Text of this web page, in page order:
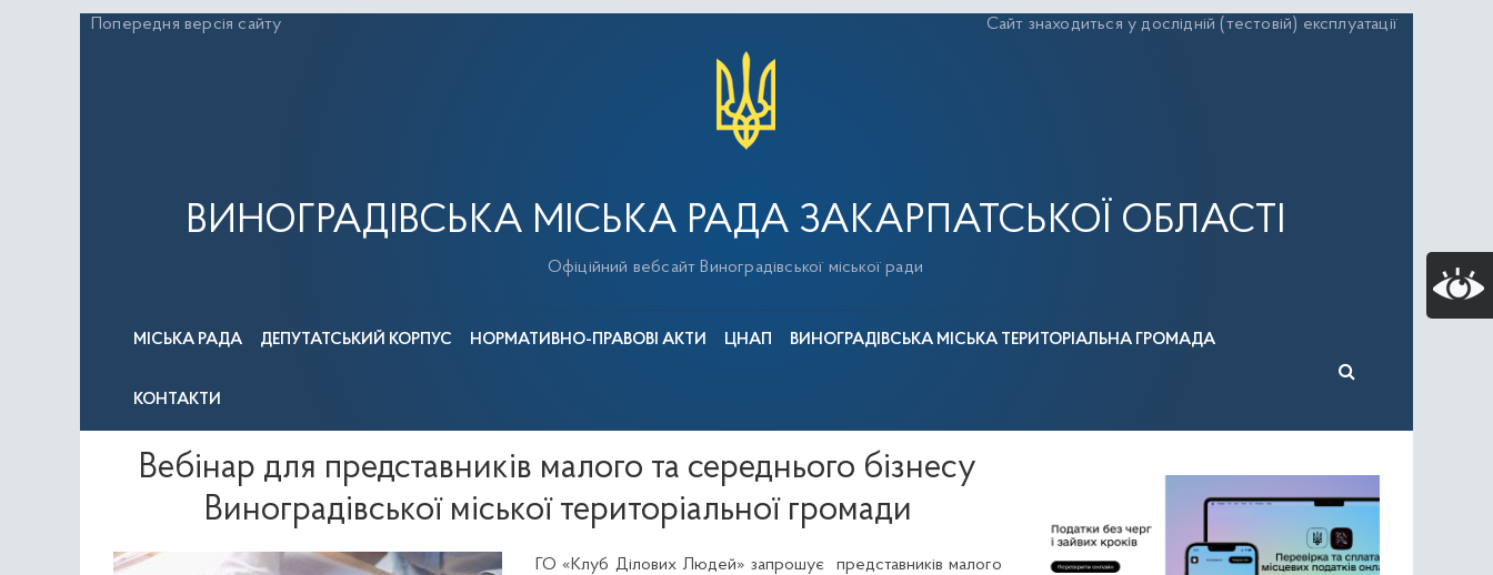
Перейти
Попередня версія сайту Сайт знаходиться у дослідній (тестовій) експлуатації
ВИНОГРАДІВСЬКА МІСЬКА РАДА ЗАКАРПАТСЬКОЇ ОБЛАСТІ
Офіційний вебсайт Виноградівської міської ради
МІСЬКА РАДА ДЕПУТАТСЬКИЙ КОРПУС НОРМАТИВНО-ПРАВОВІ АКТИ ЦНАП ВИНОГРАДІВСЬКА МІСЬКА ТЕРИТОРІАЛЬНА ГРОМАДА
КОНТАКТИ
Вебінар для представників малого та середнього бізнесу
Виноградівської міської територіальної громади
ГО «Клуб Ділових Людей» запрошує представників малого